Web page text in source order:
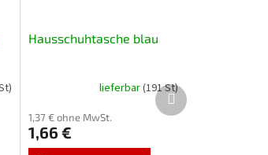
Hausschuhtasche blau
lieferbar(191 St)
1,37 € ohne MwSt.
1,66 €
Nächstes
Produkt